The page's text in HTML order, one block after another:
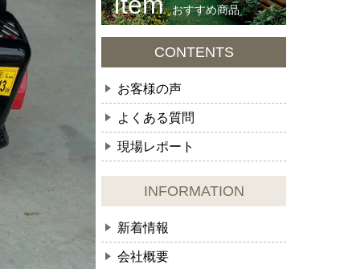
おすすめ商品
CONTENTS
お客様の声
よくある質問
現場レポート
INFORMATION
新着情報
会社概要